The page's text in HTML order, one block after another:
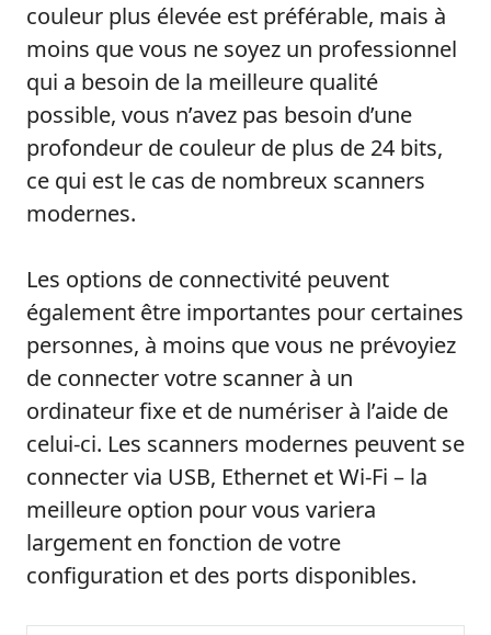
couleur plus élevée est préférable, mais à
moins que vous ne soyez un professionnel
qui a besoin de la meilleure qualité
possible, vous n’avez pas besoin d’une
profondeur de couleur de plus de 24 bits,
ce qui est le cas de nombreux scanners
modernes.
Les options de connectivité peuvent
également être importantes pour certaines
personnes, à moins que vous ne prévoyiez
de connecter votre scanner à un
ordinateur fixe et de numériser à l’aide de
celui-ci. Les scanners modernes peuvent se
connecter via USB, Ethernet et Wi-Fi – la
meilleure option pour vous variera
largement en fonction de votre
configuration et des ports disponibles.